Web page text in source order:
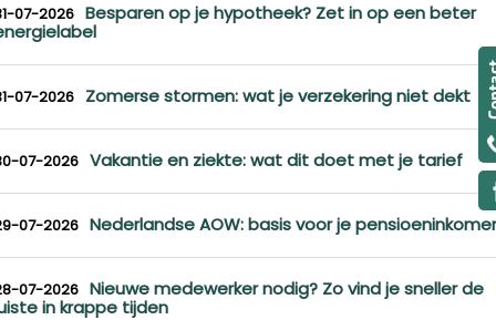
07-2026 Besparen op je hypotheek? Zet in op een beter
07-2026 Zomerse stormen: wat je verzekering niet dekt
07-2026 Vakantie en ziekte: wat dit doet met je tarief
07-2026 Nederlandse AOW: basis voor je
07-2026 Nieuwe medewerker nodig? Zo vind je sneller de
in krappe tijden